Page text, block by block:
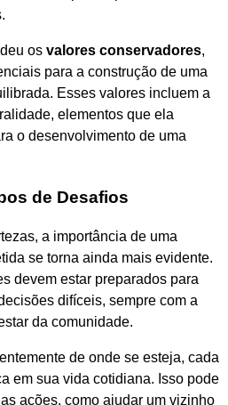
os valores conservadores,
para a construção de uma
Esses valores incluem a
elementos que ela
o desenvolvimento de uma
de Desafios
a importância de uma
se torna ainda mais evidente.
devem estar preparados para
difíceis, sempre com a
da comunidade.
de onde se esteja, cada
em sua vida cotidiana. Isso pode
ações, como ajudar um vizinho